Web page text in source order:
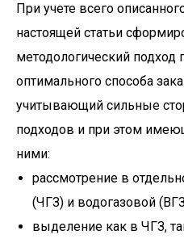
При учете всего
настоящей статьи
методологический подход
оптимального способа
учитывающий сильные
подходов и при этом
ними:
рассмотрение в
(ЧГЗ) и водогазовой
выделение как в ЧГЗ,